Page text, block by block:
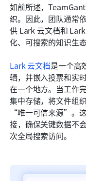
如前所述，
织。因此，团队通常
供 Lark 云文档和
化、可搜索的知识生
Lark 云文档是一个高
辑，并嵌入投票和实
在一个地方。当工作
集中存储，将文件组
“唯一可信来源”。
接，确保关键数据不
次全局搜索访问。